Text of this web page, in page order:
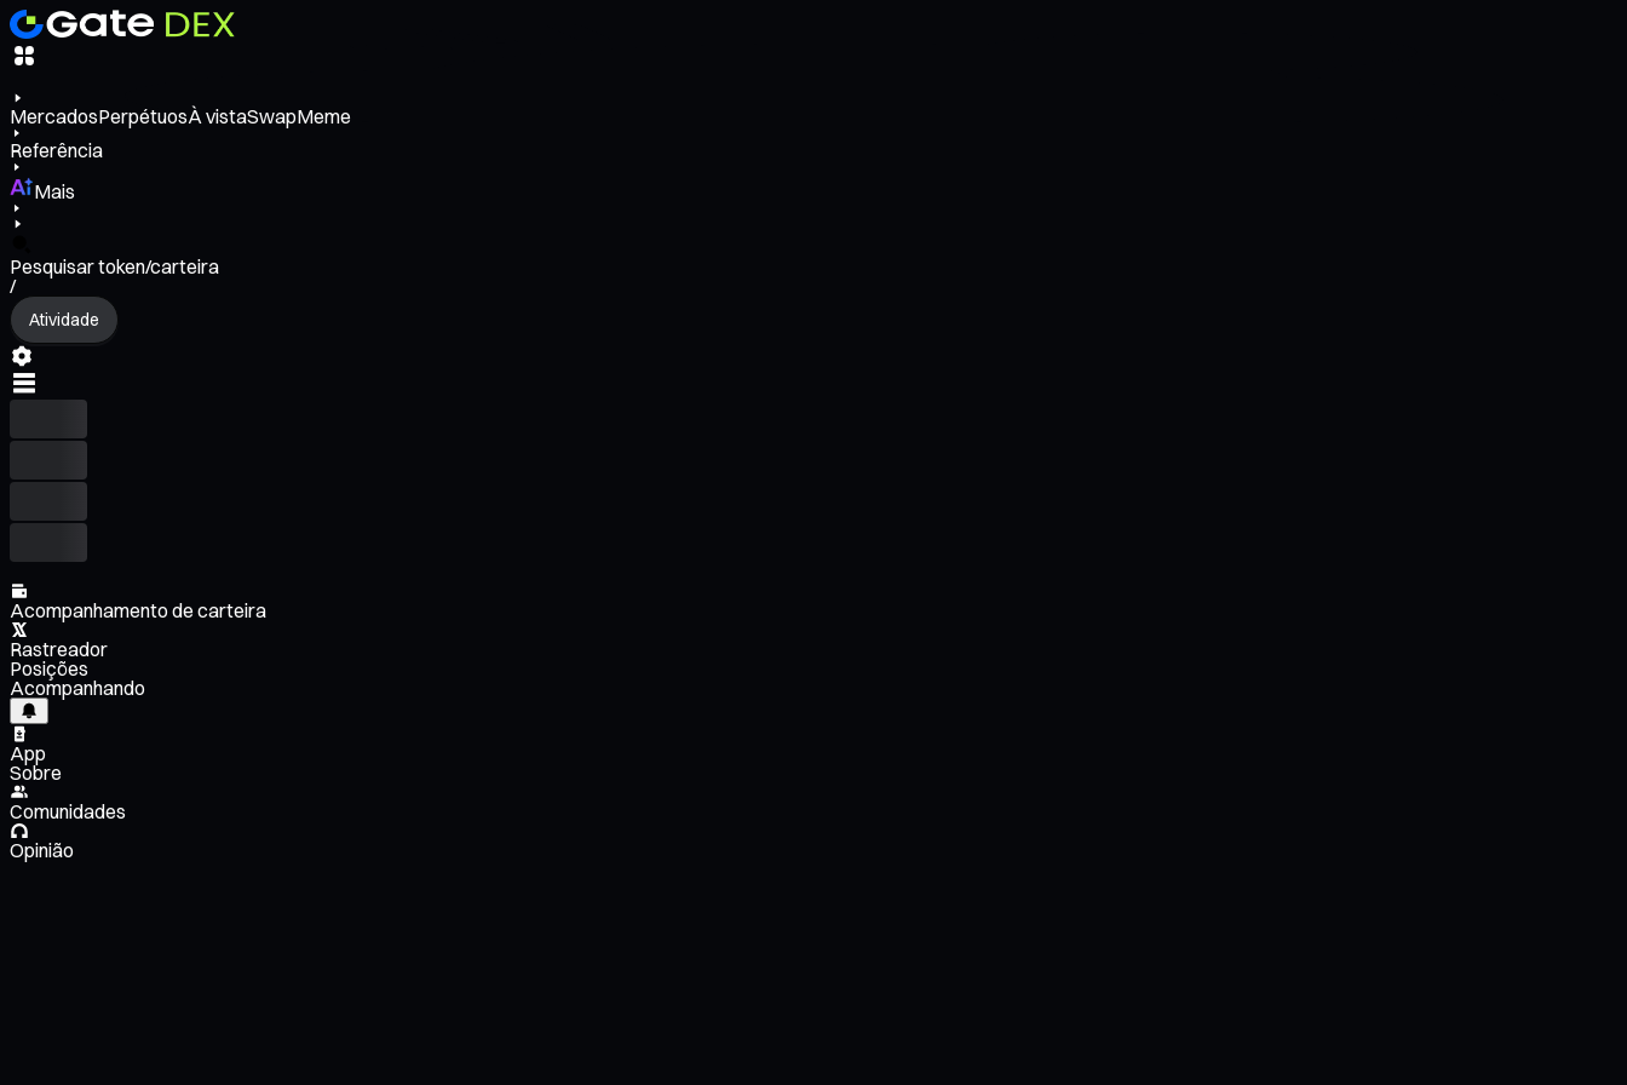
MercadosPerpétuosÀ vistaSwapMeme
Referência
Mais
Pesquisar token/carteira
/
Atividade
Acompanhamento de carteira
Rastreador
Posições
Acompanhando
App
Sobre
Comunidades
Opinião